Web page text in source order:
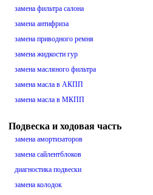
замена фильтра салона
замена антифриза
замена приводного ремня
замена жидкости гур
замена масляного фильтра
замена масла в АКПП
замена масла в МКПП
Подвеска и ходовая часть
замена амортизаторов
замена сайлентблоков
диагностика подвески
замена колодок